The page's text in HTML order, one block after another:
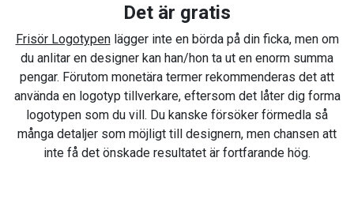
Det är gratis
Frisör Logotypenlägger inte en börda på din ficka, men om
du anlitar en designer kan han/hon ta ut en enorm summa
pengar. Förutom monetära termer rekommenderas det att
använda en logotyp tillverkare, eftersom det låter dig forma
logotypen som du vill. Du kanske försöker förmedla så
många detaljer som möjligt till designern, men chansen att
inte få det önskade resultatet är fortfarande hög.